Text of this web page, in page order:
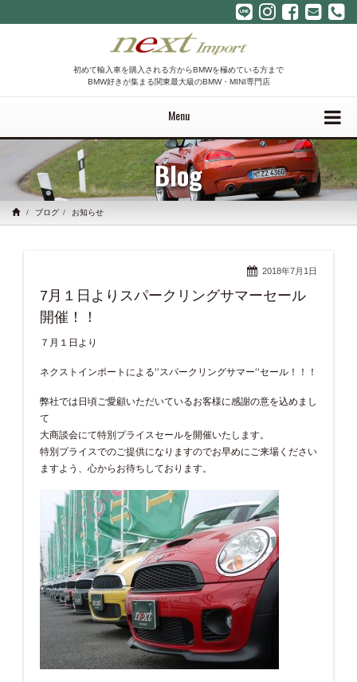
初めて輸入車を購入される方からBMWを極めている方まで
BMW好きが集まる関東最大級のBMW・MINI専門店
Menu
Blog
ブログ お知らせ
2018年7月1日
7月１日よりスパークリングサマーセール
開催！！
７月１日より
ネクストインポートによる‘‘スパークリングサマー‘‘セール！！！
弊社では日頃ご愛顧いただいているお客様に感謝の意を込めまし
て
大商談会にて特別プライスセールを開催いたします。
特別プライスでのご提供になりますのでお早めにご来場ください
ますよう、心からお待ちしております。